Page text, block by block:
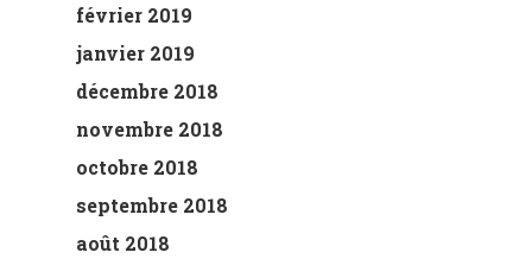
février 2019
janvier 2019
décembre 2018
novembre 2018
octobre 2018
septembre 2018
août 2018